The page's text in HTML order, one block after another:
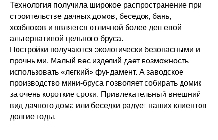
Технология получила широкое распространение при
строительстве дачных домов, беседок, бань,
хозблоков и является отличной более дешевой
альтернативой цельного бруса.
Постройки получаются экологически безопасными и
прочными. Малый вес изделий дает возможность
использовать «легкий» фундамент. А заводское
производство мини-бруса позволяет собирать домик
за очень короткие сроки. Привлекательный внешний
вид дачного дома или беседки радует наших клиентов
долгие годы.